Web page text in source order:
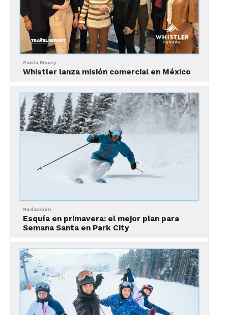
Aspen, Colorado
Nuestra lista de los mejores destinos para esquiar
en Estados Unidos comienza con un destino
clásico: Aspen. Este bellísimo resort cuenta con
cuatro áreas de esquí: Snowmass, Aspen Mountain,
Paola Maury
Whistler lanza misión comercial en México
Redacción
Esquía en primavera: el mejor plan para
Semana Santa en Park City